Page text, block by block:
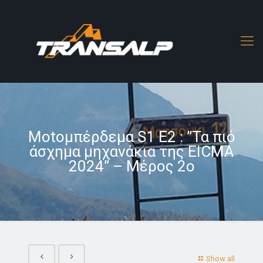
Motoμπέρδεμα S1 E2 : ”Τα πιό
άσχημα μηχανάκια της EICMA
2024” – Μέρος 2ο
Show all